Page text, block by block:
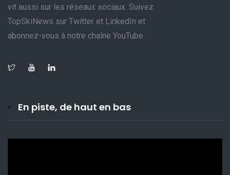
vit aussi sur les réseaux sociaux. Suivez
TopSkiNews sur Twitter et LinkedIn et
abonnez-vous à notre chaîne YouTube.
En piste, de haut en bas